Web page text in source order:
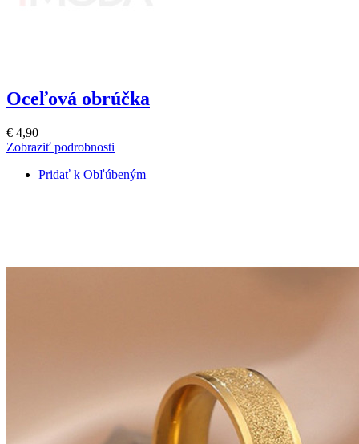
Oceľová obrúčka
€ 4,90
Zobraziť podrobnosti
Pridať k Obľúbeným